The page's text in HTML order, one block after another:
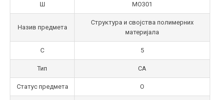
Ш МО301
Назив предмета
Структура и својства полимерних
материјала
С 5
Тип СА
Статус предмета О